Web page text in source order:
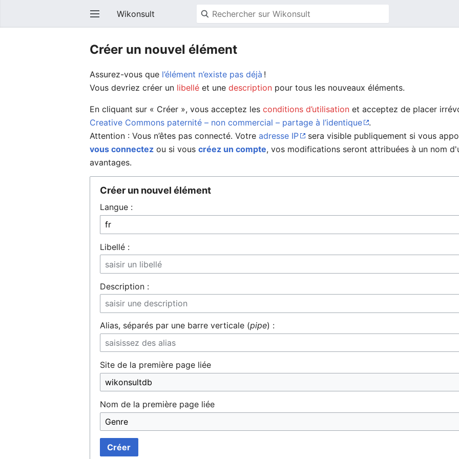
Ouvrir le menu principal
Wikonsult
Créer un nouvel élément
Assurez-vous que l’élément n’existe pas déjà !
Vous devriez créer un libellé et unedescription pour tous les nouveaux éléments.
En cliquant sur « Créer », vous acceptez lesconditions d’utilisation et acceptez de placer
Creative Commons paternité – non commercial – partage à l’identique
.
Attention : Vous n’êtes pas connecté. Votreadresse IP
sera visible publiquement si vous
vous connectez ou si vouscréez un compte, vos modifications seront attribuées à un nom
avantages.
Créer un nouvel élément
Langue :
Libellé :
Description :
Alias, séparés par une barre verticale (pipe) :
Site de la première page liée
Nom de la première page liée
Créer